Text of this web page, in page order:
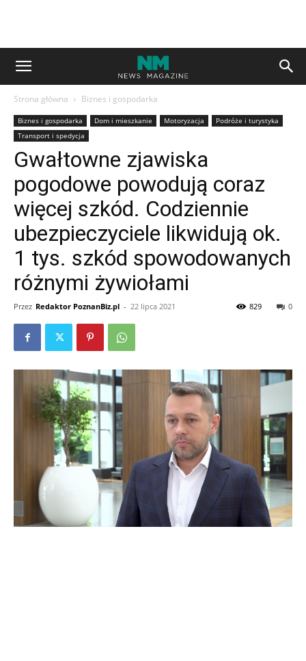
Strona główna Biznes i gospodarka
Biznes i gospodarka Dom i mieszkanie Motoryzacja
Podróże i turystyka
Transport i spedycja
Gwałtowne zjawiska
pogodowe powodują coraz
więcej szkód. Codziennie
ubezpieczyciele likwidują ok.
1 tys. szkód spowodowanych
różnymi żywiołami
Przez Redaktor PoznanBiz.pl - 22 lipca 2021 0
829